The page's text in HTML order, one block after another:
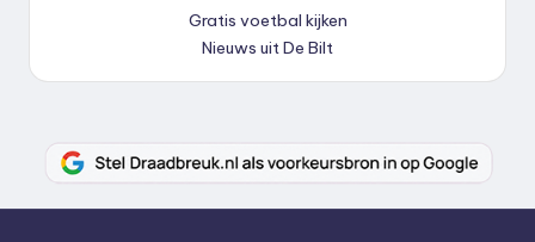
Gratis voetbal kijken
Nieuws uit De Bilt